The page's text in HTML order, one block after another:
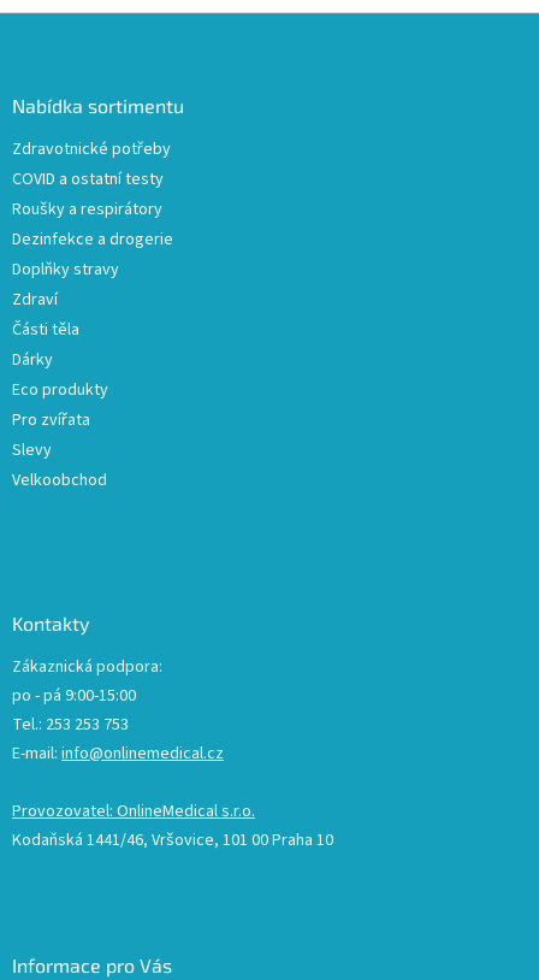
Nabídka sortimentu
Zdravotnické potřeby
COVID a ostatní testy
Roušky a respirátory
Dezinfekce a drogerie
Doplňky stravy
Zdraví
Části těla
Dárky
Eco produkty
Pro zvířata
Slevy
Velkoobchod
Kontakty
Zákaznická podpora:
po - pá 9:00-15:00
Tel.: 253 253 753
E-mail: info@onlinemedical.cz
Provozovatel: OnlineMedical s.r.o.
Kodaňská 1441/46, Vršovice, 101 00 Praha 10
Informace pro Vás